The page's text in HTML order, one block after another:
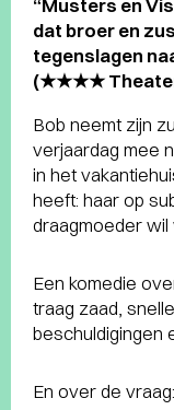
“Musters en
dat broer en
tegenslagen
(★★★★
Bob neemt zijn
verjaardag mee
in het
heeft: haar op
draagmoeder wil
Een komedie
traag zaad,
beschuldigingen
En over de